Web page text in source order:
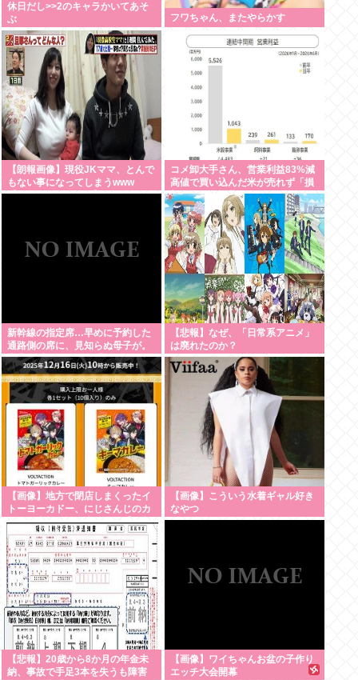
休日だし>>2のキャラかいてあそ
ぶ
フワちゃん、またやらかす
【朗報画像】現役JKママ、とんで
もない事になってしまうwww
【Pickup07091604】
コメ卸大手さん、営業利益83%減
高値で買い込んだ米が売れず「損
切り祭り」開幕へ
新幹線の指定席…早めに予約した
通路側の席に、見知らぬ母子が。
車掌の呼びかけにも「目を閉じて
無視」して居座られました。無理
やり奪われた席は、結局“やったも
ん勝ち”になってしまうのでしょう
か？ 8/7
【悲報】なぜ、「日常系アニメ」
は廃れたのか？
【画像】地方で閉店しまくったイ
トーヨーカドー、にじさんじのカ
レーを半額で投げ売りする【仕入
れ担当無能】
【画像】こういう水着ギャル好き
なやつ
【悲報】20歳から8か月の年金未
納、事故で手足3本を失うも障害
【画像】ワイちゃんお盆の子作り
エッチ大会開幕